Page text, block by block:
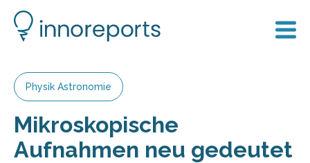
Physik Astronomie
Mikroskopische
Aufnahmen neu gedeutet